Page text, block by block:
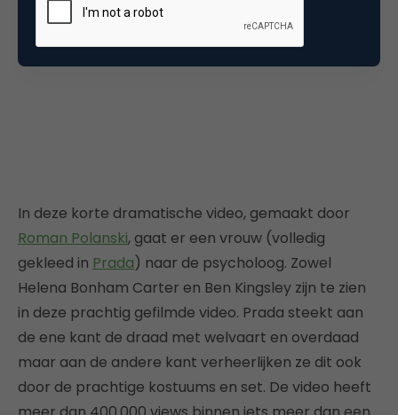
In deze korte dramatische video, gemaakt door
Roman Polanski, gaat er een vrouw (volledig
gekleed in Prada) naar de psycholoog. Zowel
Helena Bonham Carter en Ben Kingsley zijn te zien
in deze prachtig gefilmde video. Prada steekt aan
de ene kant de draad met welvaart en overdaad
maar aan de andere kant verheerlijken ze dit ook
door de prachtige kostuums en set. De video heeft